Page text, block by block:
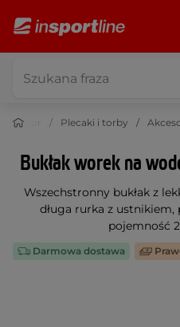
Outdoor Plecaki i torby
Bukłak worek na
Wszechstronny bukłak z
długa rurka z ustnikiem,
pojemność
Darmowa dostawa